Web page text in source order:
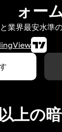
ォー
業界最安水準
上の